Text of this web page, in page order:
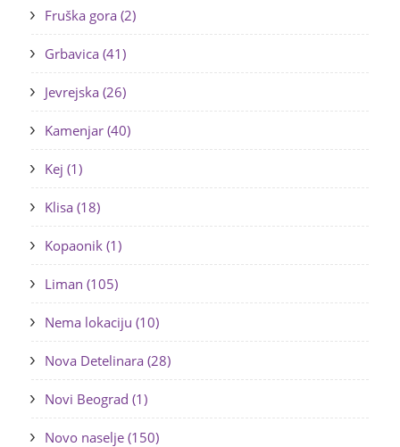
Fruška gora (2)
Grbavica (41)
Jevrejska (26)
Kamenjar (40)
Kej (1)
Klisa (18)
Kopaonik (1)
Liman (105)
Nema lokaciju (10)
Nova Detelinara (28)
Novi Beograd (1)
Novo naselje (150)